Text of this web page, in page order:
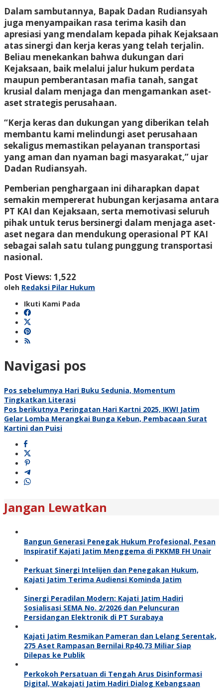
Dalam sambutannya, Bapak Dadan Rudiansyah
juga menyampaikan rasa terima kasih dan
apresiasi yang mendalam kepada pihak Kejaksaan
atas sinergi dan kerja keras yang telah terjalin.
Beliau menekankan bahwa dukungan dari
Kejaksaan, baik melalui jalur hukum perdata
maupun pemberantasan mafia tanah, sangat
krusial dalam menjaga dan mengamankan aset-
aset strategis perusahaan.
“Kerja keras dan dukungan yang diberikan telah
membantu kami melindungi aset perusahaan
sekaligus memastikan pelayanan transportasi
yang aman dan nyaman bagi masyarakat,” ujar
Dadan Rudiansyah.
Pemberian penghargaan ini diharapkan dapat
semakin mempererat hubungan kerjasama antara
PT KAI dan Kejaksaan, serta memotivasi seluruh
pihak untuk terus bersinergi dalam menjaga aset-
aset negara dan mendukung operasional PT KAI
sebagai salah satu tulang punggung transportasi
nasional.
Post Views: 1,522
oleh Redaksi Pilar Hukum
Ikuti Kami Pada
Navigasi pos
Pos sebelumnya Hari Buku Sedunia, Momentum
Tingkatkan Literasi
Pos berikutnya Peringatan Hari Kartni 2025, IKWI Jatim
Gelar Lomba Merangkai Bunga Kebun, Pembacaan Surat
Kartini dan Puisi
Jangan Lewatkan
Bangun Generasi Penegak Hukum Profesional, Pesan
Inspiratif Kajati Jatim Menggema di PKKMB FH Unair
Perkuat Sinergi Intelijen dan Penegakan Hukum,
Kajati Jatim Terima Audiensi Kominda Jatim
Sinergi Peradilan Modern: Kajati Jatim Hadiri
Sosialisasi SEMA No. 2/2026 dan Peluncuran
Persidangan Elektronik di PT Surabaya
Kajati Jatim Resmikan Pameran dan Lelang Serentak,
275 Aset Rampasan Bernilai Rp40,73 Miliar Siap
Dilepas ke Publik
Perkokoh Persatuan di Tengah Arus Disinformasi
Digital, Wakajati Jatim Hadiri Dialog Kebangsaan